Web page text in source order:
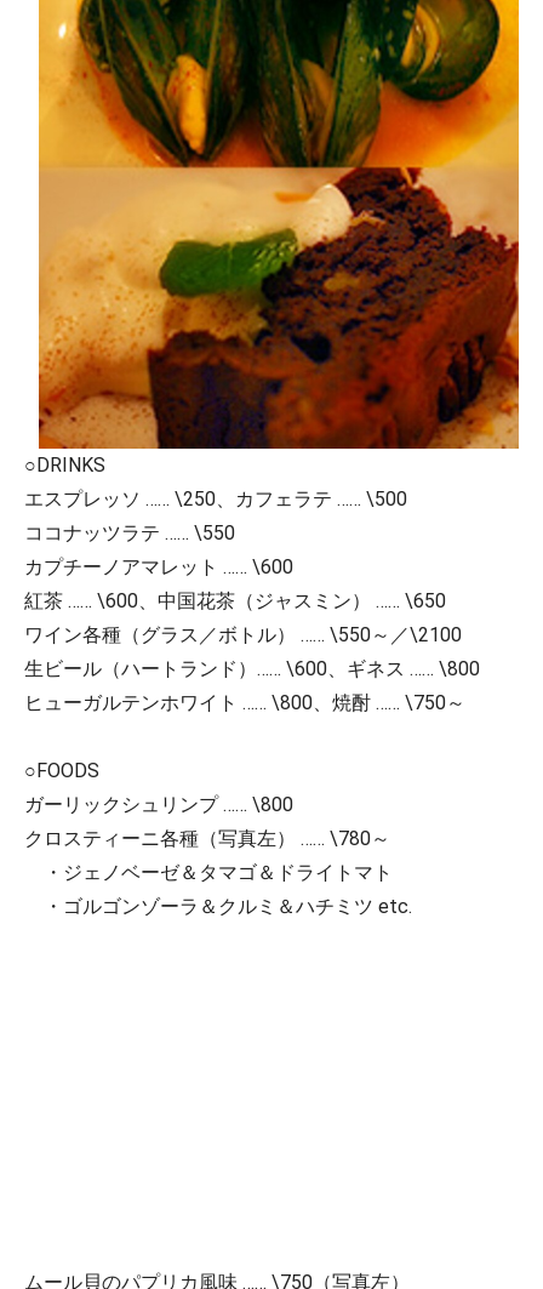
○DRINKS
エスプレッソ …… \250、カフェラテ …… \500
ココナッツラテ …… \550
カプチーノアマレット …… \600
紅茶 …… \600、中国花茶（ジャスミン） …… \650
ワイン各種（グラス／ボトル） …… \550～／\2100
生ビール（ハートランド）…… \600、ギネス …… \800
ヒューガルテンホワイト …… \800、焼酎 …… \750～
○FOODS
ガーリックシュリンプ …… \800
クロスティーニ各種（写真左） …… \780～
・ジェノベーゼ＆タマゴ＆ドライトマト
・ゴルゴンゾーラ＆クルミ＆ハチミツ etc.
ムール貝のパプリカ風味 …… \750（写真左）